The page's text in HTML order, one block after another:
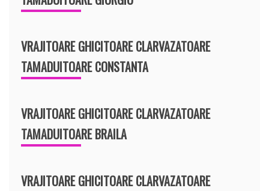
VRAJITOARE GHICITOARE CLARVAZATOARE
TAMADUITOARE CONSTANTA
VRAJITOARE GHICITOARE CLARVAZATOARE
TAMADUITOARE BRAILA
VRAJITOARE GHICITOARE CLARVAZATOARE